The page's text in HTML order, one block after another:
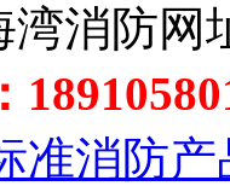
湾消防网
准消防